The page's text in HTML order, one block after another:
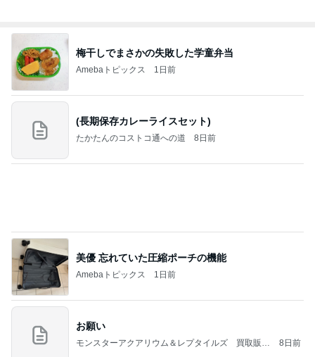
梅干しでまさかの失敗した学童弁当
Amebaトピックス 1日前
(長期保存カレーライスセット)
たかたんのコストコ通への道 8日前
美優 忘れていた圧縮ポーチの機能
Amebaトピックス 1日前
お願い
モンスターアクアリウム＆レプタイルズ 買取販売
8日前